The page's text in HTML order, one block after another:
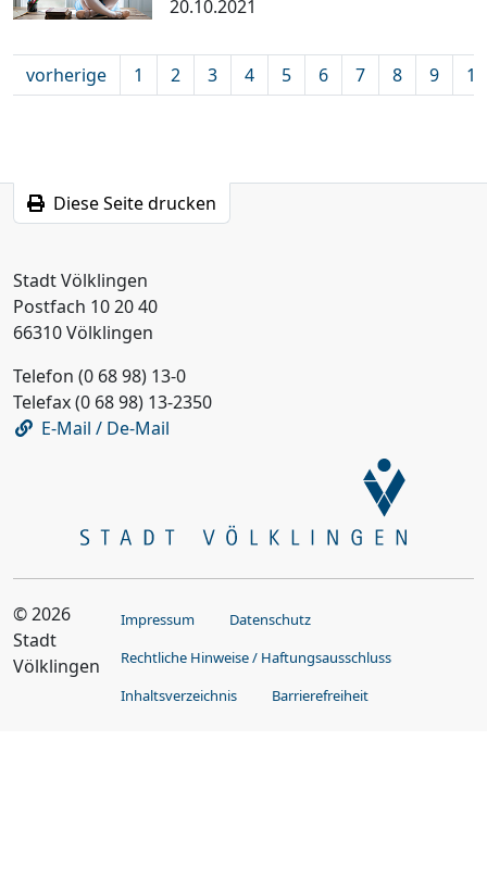
20.10.2021
vorherige 1 2 3 4 5 6 7 8 9 10
Diese Seite drucken
Stadt Völklingen
Postfach 10 20 40
66310 Völklingen
Telefon (0 68 98) 13-0
Telefax (0 68 98) 13-2350
E-Mail / De-Mail
© 2026
Stadt
Völklingen
Impressum
Datenschutz
Rechtliche Hinweise / Haftungsausschluss
Inhaltsverzeichnis
Barrierefreiheit